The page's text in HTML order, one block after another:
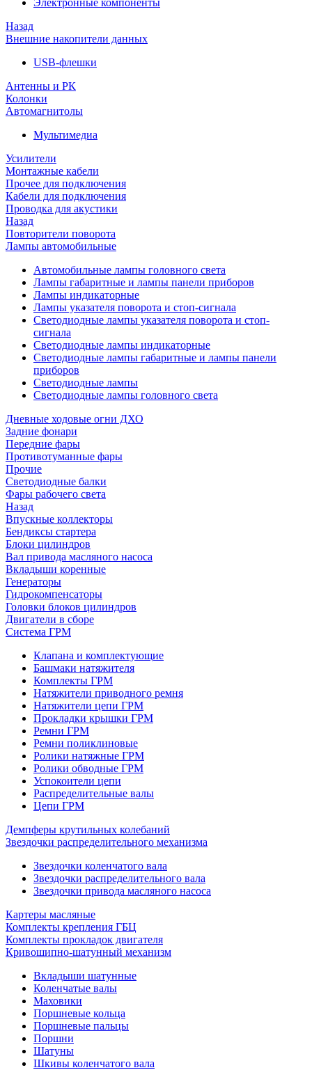
Электронные компоненты
Назад
Внешние накопители данных
USB-флешки
Антенны и РК
Колонки
Автомагнитолы
Мультимедиа
Усилители
Монтажные кабели
Прочее для подключения
Кабели для подключения
Проводка для акустики
Назад
Повторители поворота
Лампы автомобильные
Автомобильные лампы головного света
Лампы габаритные и лампы панели приборов
Лампы индикаторные
Лампы указателя поворота и стоп-сигнала
Светодиодные лампы указателя поворота и стоп-
сигнала
Светодиодные лампы индикаторные
Светодиодные лампы габаритные и лампы панели
приборов
Светодиодные лампы
Светодиодные лампы головного света
Дневные ходовые огни ДХО
Задние фонари
Передние фары
Противотуманные фары
Прочие
Светодиодные балки
Фары рабочего света
Назад
Впускные коллекторы
Бендиксы стартера
Блоки цилиндров
Вал привода масляного насоса
Вкладыши коренные
Генераторы
Гидрокомпенсаторы
Головки блоков цилиндров
Двигатели в сборе
Система ГРМ
Клапана и комплектующие
Башмаки натяжителя
Комплекты ГРМ
Натяжители приводного ремня
Натяжители цепи ГРМ
Прокладки крышки ГРМ
Ремни ГРМ
Ремни поликлиновые
Ролики натяжные ГРМ
Ролики обводные ГРМ
Успокоители цепи
Распределительные валы
Цепи ГРМ
Демпферы крутильных колебаний
Звездочки распределительного механизма
Звездочки коленчатого вала
Звездочки распределительного вала
Звездочки привода масляного насоса
Картеры масляные
Комплекты крепления ГБЦ
Комплекты прокладок двигателя
Кривошипно-шатунный механизм
Вкладыши шатунные
Коленчатые валы
Маховики
Поршневые кольца
Поршневые пальцы
Поршни
Шатуны
Шкивы коленчатого вала